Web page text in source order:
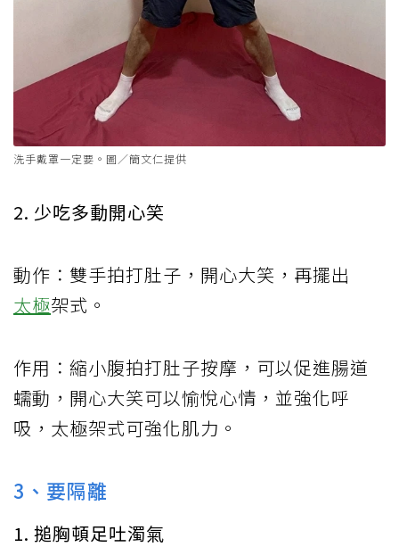
洗手戴罩一定要。圖／簡文仁提供
2. 少吃多動開心笑
動作：雙手拍打肚子，開心大笑，再擺出
太極架式。
作用：縮小腹拍打肚子按摩，可以促進腸道
蠕動，開心大笑可以愉悅心情，並強化呼
吸，太極架式可強化肌力。
3、要隔離
1. 搥胸頓足吐濁氣